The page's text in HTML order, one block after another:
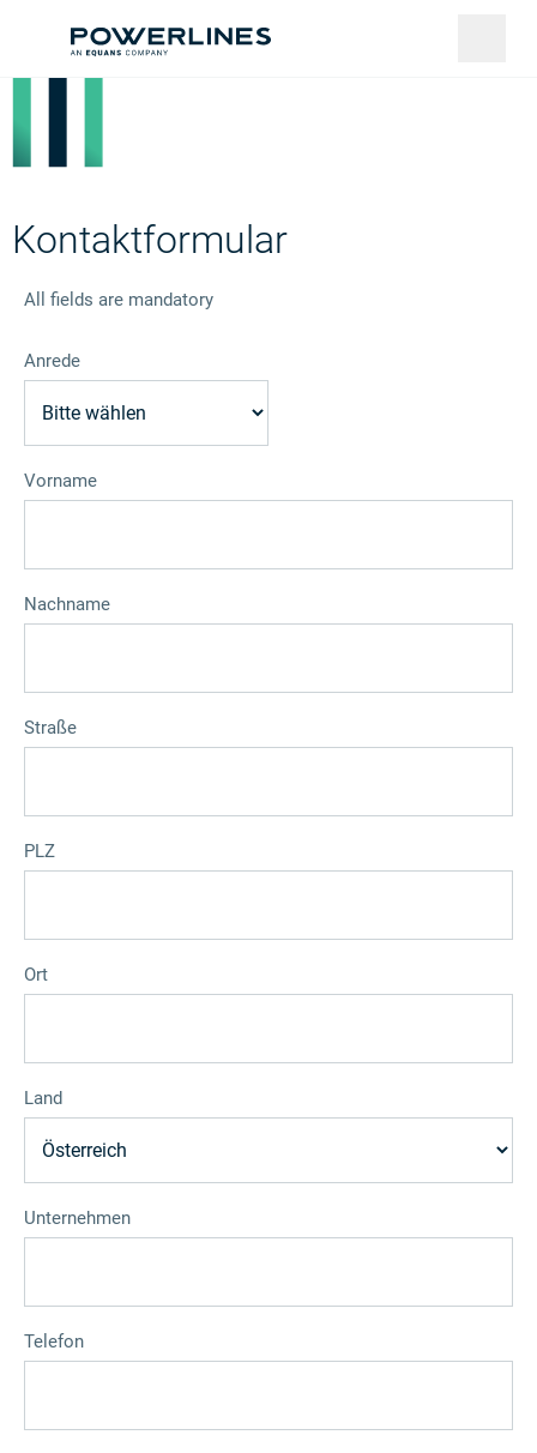
Kontaktformular
All fields are mandatory
Anrede
Vorname
Nachname
Straße
PLZ
Ort
Land
Unternehmen
Telefon